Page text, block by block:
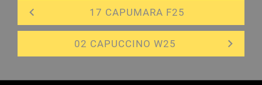
17 CAPUMARA F25
02 CAPUCCINO W25